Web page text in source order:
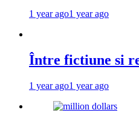
1 year ago1 year ago
Între fictiune si
1 year ago1 year ago